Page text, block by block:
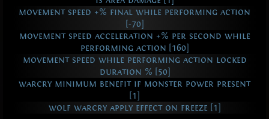
movement speed +% final while performing action
[-70]
movement speed acceleration +% per second while
performing action [160]
movement speed while performing action locked
duration % [50]
warcry minimum benefit if monster power present
[1]
wolf warcry apply effect on freeze [1]